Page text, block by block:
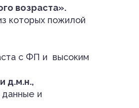
возраста».
которых пожилой
с ФП и высоким
д.м.н.,
и